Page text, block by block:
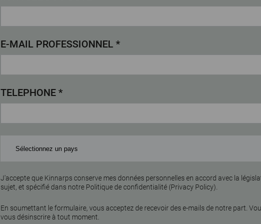
E-MAIL PROFESSIONNEL *
TELEPHONE *
J'accepte que Kinnarps conserve mes données personnelles en accord avec la
sujet, et spécifié dans notre Politique de confidentialité (Privacy Policy)
En soumettant le formulaire, vous acceptez de recevoir des e-mails de notre part.
vous désinscrire à tout moment.